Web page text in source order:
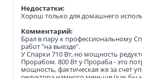
Недостатки:
Хорош только для домашнего
Комментарий:
Брал в пару к профессиональному
работ "на выезде".
У Спарки 710 Вт, но мощность
Прорабом. 800 Вт у Прораба - это
мощность, фактическая же за счет